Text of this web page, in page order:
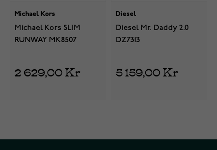
Michael Kors
Michael Kors SLIM
RUNWAY MK8507
2 629,00 Kr
Diesel
Diesel Mr. Daddy 2.0
DZ7313
5 159,00 Kr